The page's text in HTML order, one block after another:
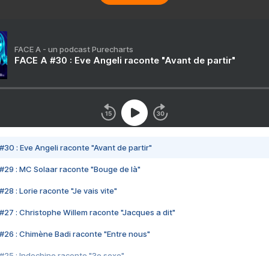
FACE A - un podcast Purecharts
FACE A #30 : Eve Angeli raconte "Avant de partir"
#30 : Eve Angeli raconte "Avant de partir"
#29 : MC Solaar raconte "Bouge de là"
#28 : Lorie raconte "Je vais vite"
#27 : Christophe Willem raconte "Jacques a dit"
#26 : Chimène Badi raconte "Entre nous"